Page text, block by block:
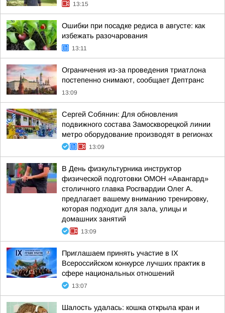
13:15
Ошибки при посадке редиса в августе: как
избежать разочарования
13:11
Ограничения из-за проведения триатлона
постепенно снимают, сообщает Дептранс
13:09
Сергей Собянин: Для обновления
подвижного состава Замоскворецкой линии
метро оборудование производят в регионах
13:09
В День физкультурника инструктор
физической подготовки ОМОН «Авангард»
столичного главка Росгвардии Олег А.
предлагает вашему вниманию тренировку,
которая подходит для зала, улицы и
домашних занятий
13:09
Приглашаем принять участие в IХ
Всероссийском конкурсе лучших практик в
сфере национальных отношений
13:07
Шалость удалась: кошка открыла кран и